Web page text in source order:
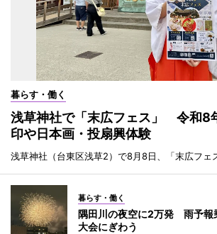
暮らす・働く
浅草神社で「末広フェス」 令和8
印や日本画・投扇興体験
浅草神社（台東区浅草2）で8月8日、「末広フェ
暮らす・働く
隅田川の夜空に2万発 雨予報
大会にぎわう